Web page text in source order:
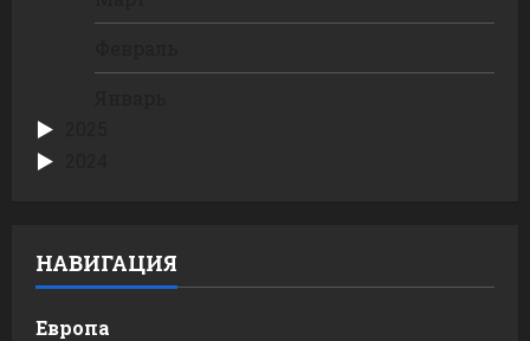
НАВИГАЦИЯ
Европа